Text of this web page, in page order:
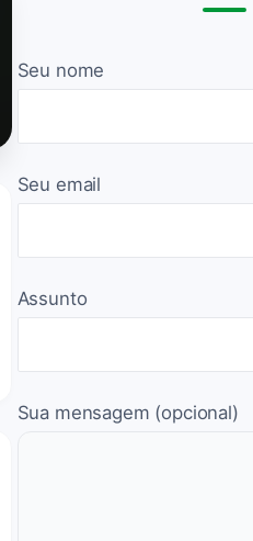
Seu nome
Seu email
Assunto
Sua mensagem (opcional)